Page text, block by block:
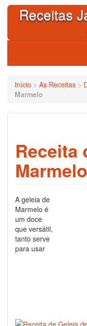
Skip
contentReceitas
Início > As Receitas >
Marmelo
Receita
Marmelo
A geleia de
Marmelo é
um doce
que versátil,
tanto serve
para usar